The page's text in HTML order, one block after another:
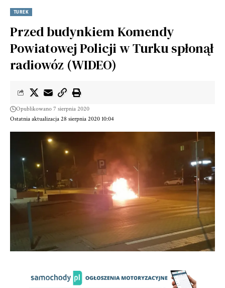
TUREK
Przed budynkiem Komendy
Powiatowej Policji w Turku spłonął
radiowóz (WIDEO)
Ostatnia aktualizacja 28 sierpnia 2020 10:04
Opublikowano 7 sierpnia 2020